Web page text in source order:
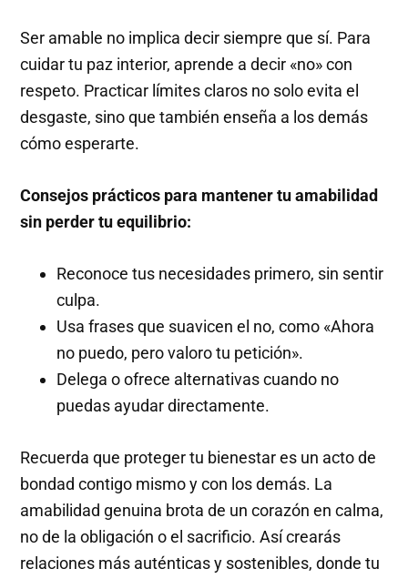
Ser amable no implica decir siempre que sí. Para
cuidar tu paz interior, aprende a decir «no» con
respeto. Practicar límites claros no solo evita el
desgaste, sino que también enseña a los demás
cómo esperarte.
Consejos prácticos para mantener tu amabilidad
sin perder tu equilibrio:
Reconoce tus necesidades primero, sin sentir
culpa.
Usa frases que suavicen el no, como «Ahora
no puedo, pero valoro tu petición».
Delega o ofrece alternativas cuando no
puedas ayudar directamente.
Recuerda que proteger tu bienestar es un acto de
bondad contigo mismo y con los demás. La
amabilidad genuina brota de un corazón en calma,
no de la obligación o el sacrificio. Así crearás
relaciones más auténticas y sostenibles, donde tu